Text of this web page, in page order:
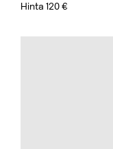
Hinta 120 €